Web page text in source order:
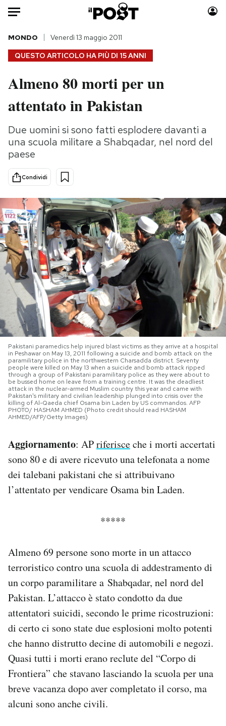
Auto
HOME
Italia
Politica
Tecnologia
Internet
Scienza
Cultura
Economia
Sport
Moda
Consumismi
Storie/Idee
Ok Boomer!
Mondiali calcio 2026
PODCAST
NEWSLETTER
I MIEI PREFERITI
SHOP
CALENDARIO
AREA PERSONALE
Newsletter
Notifiche mobile
Regala il Post
Hai bisogno di aiuto?
QUESTO ARTICOLO HA PIÙ DI 15 ANNI
MONDO Venerdì 13 maggio 2011
Almeno 80 morti per un
attentato in Pakistan
Due uomini si sono fatti esplodere davanti a
una scuola militare a Shabqadar, nel nord del
paese
Condividi
Pakistani paramedics help injured blast victims as they arrive at a hospital
in Peshawar on May 13, 2011 following a suicide and bomb attack on the
paramilitary police in the northwestern Charsadda district. Seventy
people were killed on May 13 when a suicide and bomb attack ripped
through a group of Pakistani paramilitary police as they were about to
be bussed home on leave from a training centre. It was the deadliest
attack in the nuclear-armed Muslim country this year and came with
Pakistan's military and civilian leadership plunged into crisis over the
killing of Al-Qaeda chief Osama bin Laden by US commandos. AFP
PHOTO/ HASHAM AHMED (Photo credit should read HASHAM
AHMED/AFP/Getty Images)
Aggiornamento: APriferisceche i morti accertati
sono 80 e di avere ricevuto una telefonata a nome
dei talebani pakistani che si attribuivano
l’attentato per vendicare Osama bin Laden.
*****
Almeno 69 persone sono morte in un attacco
terroristico contro una scuola di addestramento di
un corpo paramilitare a Shabqadar, nel nord del
Pakistan. L’attacco è stato condotto da due
attentatori suicidi, secondo le prime ricostruzioni:
di certo ci sono state due esplosioni molto potenti
che hanno distrutto decine di automobili e negozi.
Quasi tutti i morti erano reclute del “Corpo di
Frontiera” che stavano lasciando la scuola per una
breve vacanza dopo aver completato il corso, ma
alcuni sono anche civili.